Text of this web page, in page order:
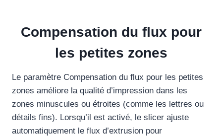
Compensation du flux pour
les petites zones
Le paramètre Compensation du flux pour les petites
zones améliore la qualité d’impression dans les
zones minuscules ou étroites (comme les lettres ou
détails fins). Lorsqu’il est activé, le slicer ajuste
automatiquement le flux d’extrusion pour